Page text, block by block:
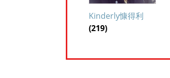
Kinderly慷得利
(219)